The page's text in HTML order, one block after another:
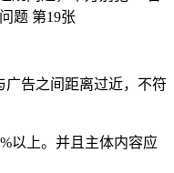
告之间距离过近，不符
上。并且主体内容应